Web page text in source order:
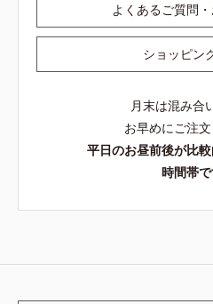
よくあるご質問
ショッピン
月末は混み合
お早めにご注文
平日のお昼前後が比
時間帯で